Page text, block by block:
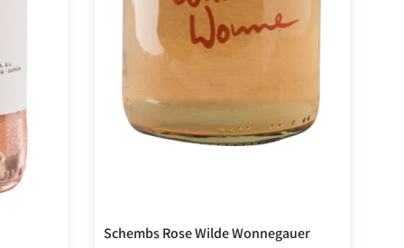
Schembs Rose Wilde Wonnegauer